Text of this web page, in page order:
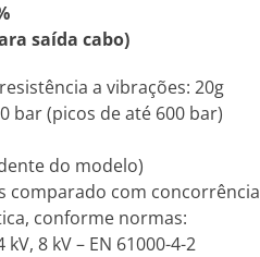
saída cabo)
a vibrações: 20g
bar (picos de até 600 bar)
do modelo)
comparado com concorrência
conforme normas:
8 kV – EN 61000-4-2